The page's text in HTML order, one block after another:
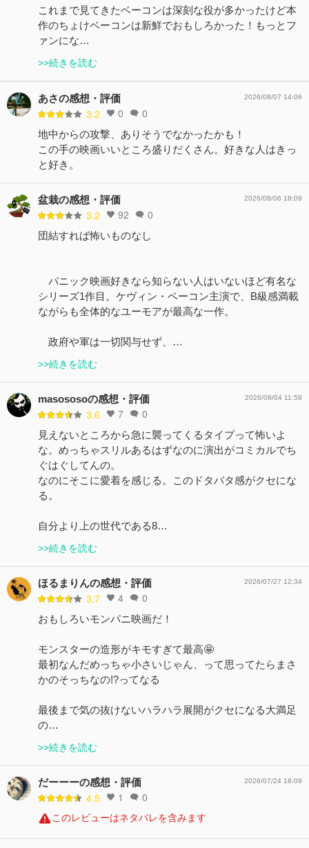
これまで見てきたベーコンは深刻な役が多かったけど本
作のちょけベーコンは新鮮でおもしろかった！もっとフ
ァンにな…
>>続きを読む
あさの感想・評価
3.2 0 0
2026/08/07 14:06
地中からの攻撃、ありそうでなかったかも！
この手の映画いいところ盛りだくさん。好きな人はきっ
と好き。
盆栽の感想・評価
3.2 92 0
2026/08/06 18:09
団結すれば怖いものなし
パニック映画好きなら知らない人はいないほど有名な
シリーズ1作目。ケヴィン・ベーコン主演で、B級感満載
ながらも全体的なユーモアが最高な一作。
政府や軍は一切関与せず、…
>>続きを読む
masososoの感想・評価
3.6 7 0
2026/08/04 11:58
見えないところから急に襲ってくるタイプって怖いよ
な。めっちゃスリルあるはずなのに演出がコミカルでち
ぐはぐしてんの。
なのにそこに愛着を感じる。このドタバタ感がクセにな
る。
自分より上の世代である8…
>>続きを読む
ほるまりんの感想・評価
3.7 4 0
2026/07/27 12:34
おもしろいモンパニ映画だ！
モンスターの造形がキモすぎて最高🤩
最初なんだめっちゃ小さいじゃん、って思ってたらまさ
かのそっちなの!?ってなる
最後まで気の抜けないハラハラ展開がクセになる大満足
の…
>>続きを読む
だーーーの感想・評価
4.5 1 0
2026/07/24 18:09
このレビューはネタバレを含みます